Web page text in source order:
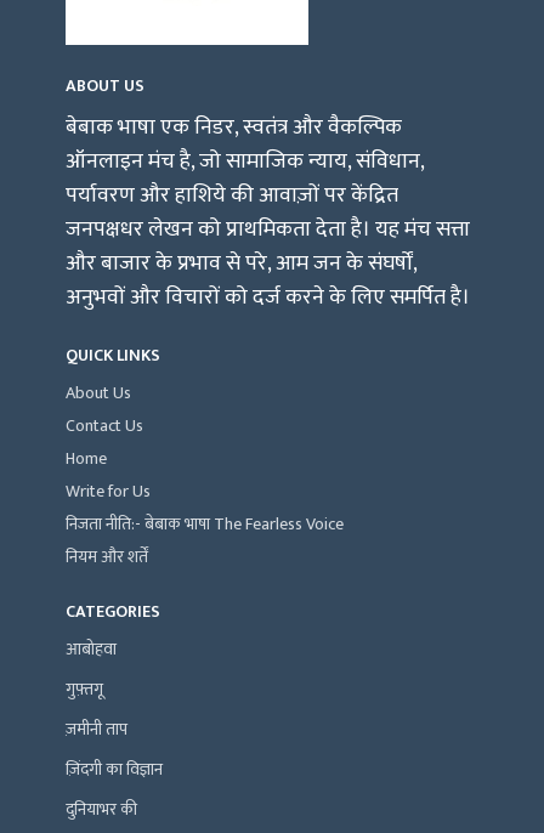
ABOUT US
बेबाक भाषा एक निडर, स्वतंत्र और वैकल्पिक
ऑनलाइन मंच है, जो सामाजिक न्याय, संविधान,
पर्यावरण और हाशिये की आवाज़ों पर केंद्रित
जनपक्षधर लेखन को प्राथमिकता देता है। यह मंच सत्ता
और बाजार के प्रभाव से परे, आम जन के संघर्षों,
अनुभवों और विचारों को दर्ज करने के लिए समर्पित है।
QUICK LINKS
About Us
Contact Us
Home
Write for Us
निजता नीति:- बेबाक भाषा The Fearless Voice
नियम और शर्तें
CATEGORIES
आबोहवा
गुफ़्तगू
ज़मीनी ताप
ज़िंदगी का विज्ञान
दुनियाभर की